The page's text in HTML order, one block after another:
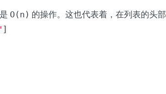
O(n) 的操作。这也代表着，在列表的头
]